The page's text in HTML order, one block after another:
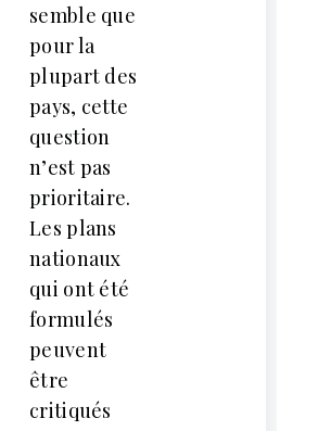
semble que
pour la
plupart des
pays, cette
question
n’est pas
prioritaire.
Les plans
nationaux
qui ont été
formulés
peuvent
être
critiqués